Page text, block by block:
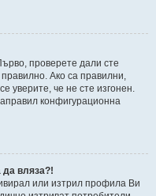
проверете дали сте
Ако са правилни,
уверите, че не сте изгонен.
конфигурационна
да вляза?!
или изтрил профила Ви